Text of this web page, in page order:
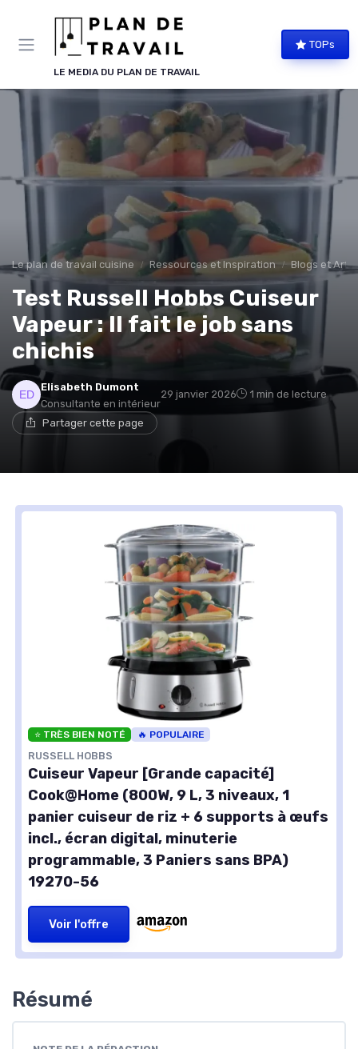
LE MEDIA DU PLAN DE TRAVAIL
TOPs
Le plan de travail cuisine Ressources et Inspiration Blogs et
Test Russell Hobbs Cuiseur
Vapeur : Il fait le job sans
chichis
Elisabeth Dumont
Consultante en intérieur
29 janvier 2026 1 min de lecture
Partager cette page
⭐ TRÈS BIEN NOTÉ 🔥 POPULAIRE
RUSSELL HOBBS
Cuiseur Vapeur [Grande capacité]
Cook@Home (800W, 9 L, 3 niveaux, 1
panier cuiseur de riz + 6 supports à œufs
incl., écran digital, minuterie
programmable, 3 Paniers sans BPA)
19270-56
Voir l'offre
Résumé